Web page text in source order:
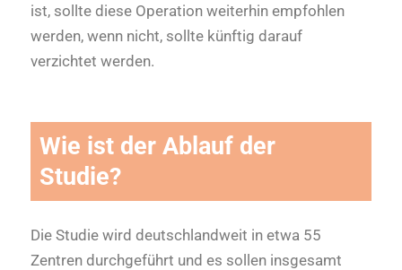
ist, sollte diese Operation weiterhin empfohlen
werden, wenn nicht, sollte künftig darauf
verzichtet werden.
Wie ist der Ablauf der
Studie?
Die Studie wird deutschlandweit in etwa 55
Zentren durchgeführt und es sollen insgesamt